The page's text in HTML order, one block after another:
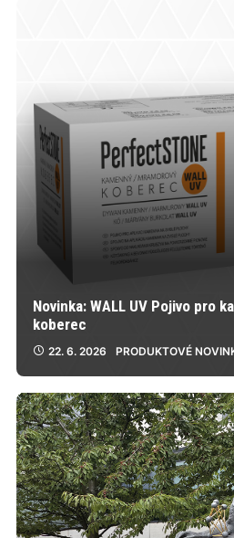
Novinka: WALL UV Pojivo pro
koberec
22. 6. 2026 PRODUKTOVÉ